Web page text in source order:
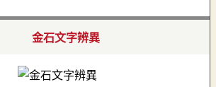
金石文字辨異